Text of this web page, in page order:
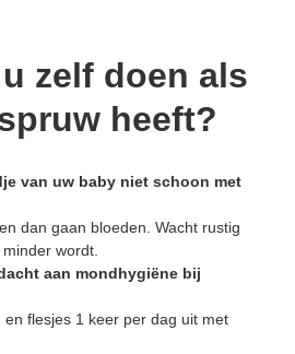
zelf doen als
heeft?
van uw baby niet schoon met
dan gaan bloeden. Wacht rustig
wordt.
aan mondhygiëne bij
en flesjes 1 keer per dag uit met